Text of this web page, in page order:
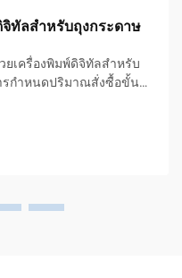
ทัลสำหรับถุงกระดาษ
เครื่องพิมพ์ดิจิทัลสำหรับ
รกำหนดปริมาณสั่งซื้อขั้น
เศษที่มีราคาแพงซึ่งแต่
สำหรับแต่ละชิ้น...